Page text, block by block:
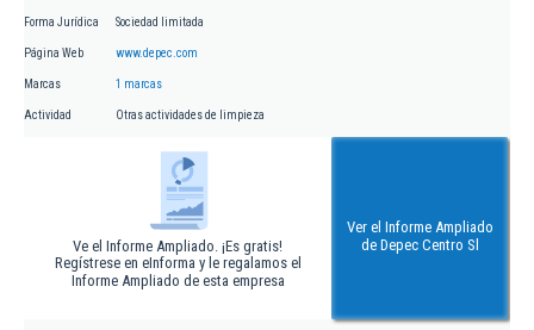
Forma Jurídica Sociedad limitada
Página Web www.depec.com
Marcas 1 marcas
Actividad Otras actividades de limpieza
Ve el Informe Ampliado. ¡Es gratis!
Regístrese en eInforma y le regalamos el
Informe Ampliado de esta empresa
Ver el Informe Ampliado
de Depec Centro Sl